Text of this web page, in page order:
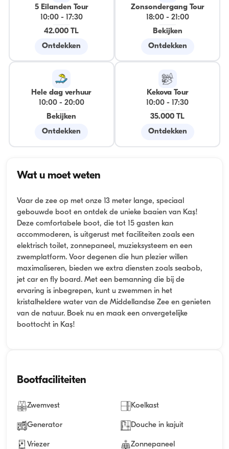
5 Eilanden Tour
10:00-
17:30
42.000 TL
Ontdekken
Zonsondergang Tour
18:00- 21:00
Bekijken
Ontdekken
Hele dag verhuur
10:00- 20:00
Bekijken
Ontdekken
Kekova Tour
10:00 -
17:30
35.000 TL
Ontdekken
Wat u moet weten
Vaar de zee op met onze 13 meter lange, speciaal
gebouwde boot en ontdek de unieke baaien van Kaş!
Deze comfortabele boot, die tot 15 gasten kan
accommoderen, is uitgerust met faciliteiten zoals een
elektrisch toilet, zonnepaneel, muzieksysteem en een
zwemplatform. Voor degenen die hun plezier willen
maximaliseren, bieden we extra diensten zoals seabob,
jet car en fly board. Met een bemanning die bij de
ervaring is inbegrepen, kunt u zwemmen in het
kristalheldere water van de Middellandse Zee en genieten
van de natuur. Boek nu en maak een onvergetelijke
boottocht in Kaş!
Bootfaciliteiten
Zwemvest Koelkast
Generator Douche in kajuit
Vriezer Zonnepaneel